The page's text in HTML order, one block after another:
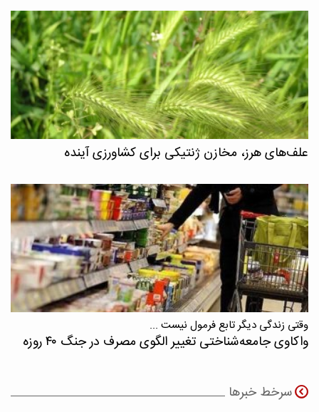
علف‌های هرز، مخازن ژنتیکی برای کشاورزی آینده
وقتی زندگی دیگر تابع فرمول نیست ...
واکاوی جامعه‌شناختی تغییر الگوی مصرف در جنگ ۴۰ روزه
سرخط خبرها